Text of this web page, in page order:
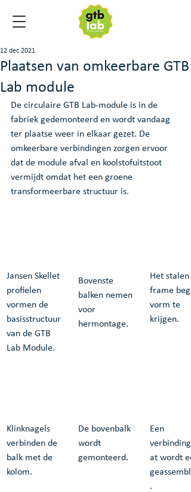
Plaatsen van omkeerbare GTB
Lab module
12 dec 2021
De circulaire GTB Lab-module is in de
fabriek gedemonteerd en wordt vandaag
ter plaatse weer in elkaar gezet. De
omkeerbare verbindingen zorgen ervoor
dat de module afval en koolstofuitstoot
vermijdt omdat het een groene
transformeerbare structuur is.
Jansen Skellet
profielen
vormen de
basisstructuur
van de GTB
Lab Module.
Bovenste
balken nemen
voor
hermontage.
Het stalen
frame
vorm te
krijgen.
Klinknagels
verbinden de
balk met de
kolom.
De bovenbalk
wordt
gemonteerd.
Een
at wordt
.